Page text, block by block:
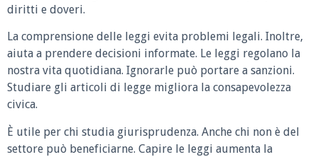
diritti e doveri.
La comprensione delle leggi evita problemi legali. Inoltre,
aiuta a prendere decisioni informate. Le leggi regolano la
nostra vita quotidiana. Ignorarle può portare a sanzioni.
Studiare gli articoli di legge migliora la consapevolezza
civica.
È utile per chi studia giurisprudenza. Anche chi non è del
settore può beneficiarne. Capire le leggi aumenta la